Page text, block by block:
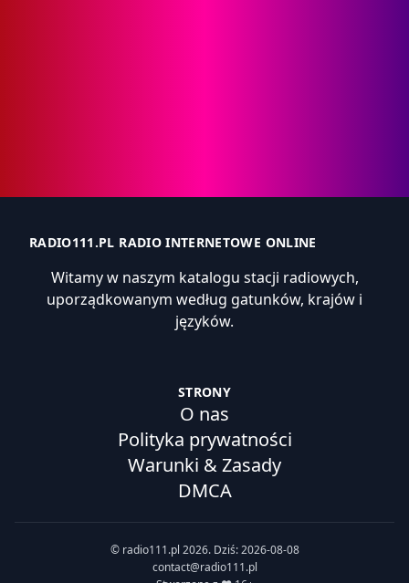
RADIO111.PL RADIO INTERNETOWE ONLINE
Witamy w naszym katalogu stacji radiowych,
uporządkowanym według gatunków, krajów i
języków.
STRONY
O nas
Polityka prywatności
Warunki & Zasady
DMCA
© radio111.pl 2026. Dziś: 2026-08-08
contact@radio111.pl